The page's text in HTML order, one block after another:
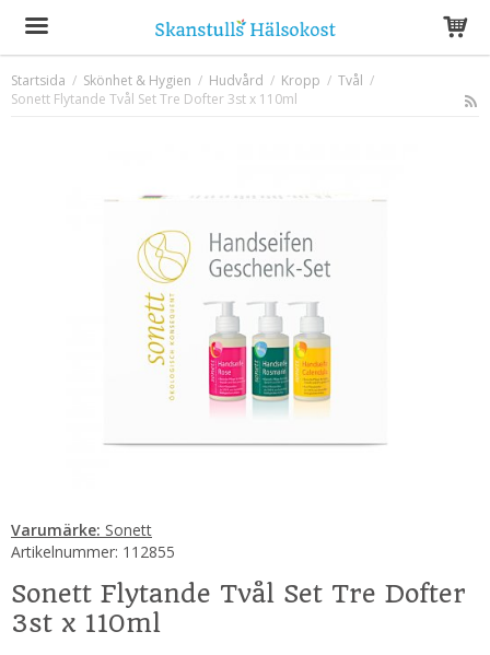
Produkten har blivit tillagd i varukorgen
Startsida / Skönhet & Hygien / Hudvård / Kropp / Tvål /
Sonett Flytande Tvål Set Tre Dofter 3st x 110ml
Varumärke: Sonett
Artikelnummer: 112855
Sonett Flytande Tvål Set Tre Dofter
3st x 110ml